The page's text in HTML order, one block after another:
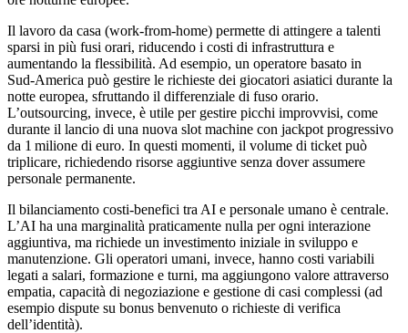
Il lavoro da casa (work‑from‑home) permette di attingere a talenti
sparsi in più fusi orari, riducendo i costi di infrastruttura e
aumentando la flessibilità. Ad esempio, un operatore basato in
Sud‑America può gestire le richieste dei giocatori asiatici durante la
notte europea, sfruttando il differenziale di fuso orario.
L’outsourcing, invece, è utile per gestire picchi improvvisi, come
durante il lancio di una nuova slot machine con jackpot progressivo
da 1 milione di euro. In questi momenti, il volume di ticket può
triplicare, richiedendo risorse aggiuntive senza dover assumere
personale permanente.
Il bilanciamento costi‑benefici tra AI e personale umano è centrale.
L’AI ha una marginalità praticamente nulla per ogni interazione
aggiuntiva, ma richiede un investimento iniziale in sviluppo e
manutenzione. Gli operatori umani, invece, hanno costi variabili
legati a salari, formazione e turni, ma aggiungono valore attraverso
empatia, capacità di negoziazione e gestione di casi complessi (ad
esempio dispute su bonus benvenuto o richieste di verifica
dell’identità).